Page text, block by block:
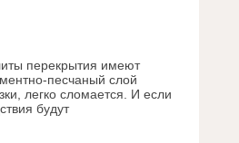
перекрытия имеют
песчаный слой
легко сломается. И если
будут